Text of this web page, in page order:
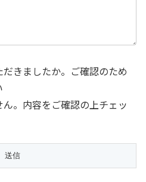
きましたか。ご確認のため
。内容をご確認の上チェッ